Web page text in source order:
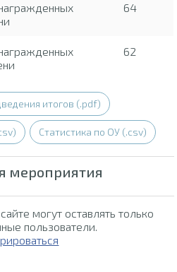
64
62
итогов (.pdf)
Статистика по ОУ (.csv)
мероприятия
могут оставлять только
пользователи.